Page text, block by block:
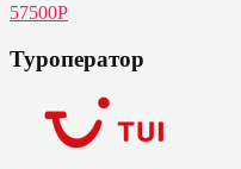
57500Р
Туроператор